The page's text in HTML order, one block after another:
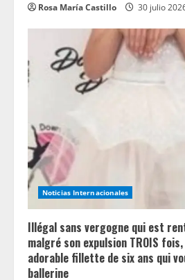
Rosa María Castillo 30 julio
Noticias Internacionales
Illégal sans vergogne qui est
malgré son expulsion TROIS
adorable fillette de six ans qui
ballerine